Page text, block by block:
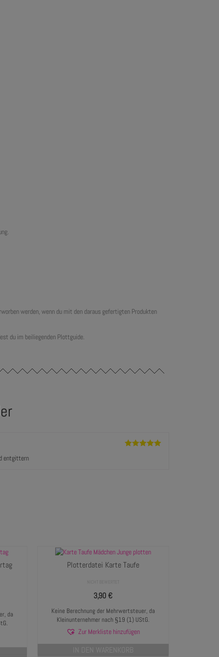
werden, wenn du mit den daraus gefertigten Produkten
du im beiliegenden Plottguide.
entgittern
da
Plotterdatei Karte Taufe
3,90€
Keine Berechnung der Mehrwertsteuer, da
Kleinunternehmer nach §19 (1) UStG.
Zur Merkliste hinzufügen
IN DEN WARENKORB